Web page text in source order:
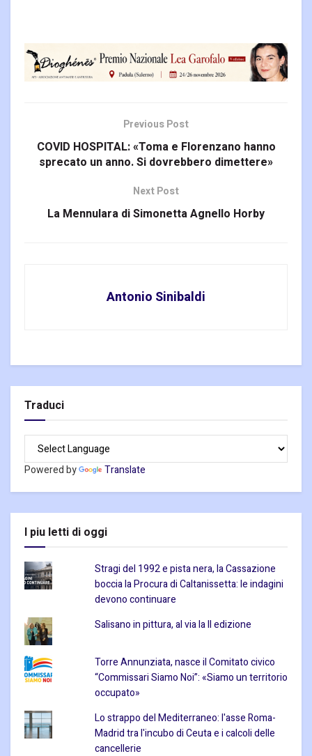
Previous Post
COVID HOSPITAL: «Toma e Florenzano hanno
sprecato un anno. Si dovrebbero dimettere»
Next Post
La Mennulara di Simonetta Agnello Horby
Antonio Sinibaldi
Traduci
Powered by Translate
I piu letti di oggi
Stragi del 1992 e pista nera, la Cassazione
boccia la Procura di Caltanissetta: le indagini
devono continuare
Salisano in pittura, al via la II edizione
Torre Annunziata, nasce il Comitato civico
“Commissari Siamo Noi”: «Siamo un territorio
occupato»
Lo strappo del Mediterraneo: l'asse Roma-
Madrid tra l'incubo di Ceuta e i calcoli delle
cancellerie